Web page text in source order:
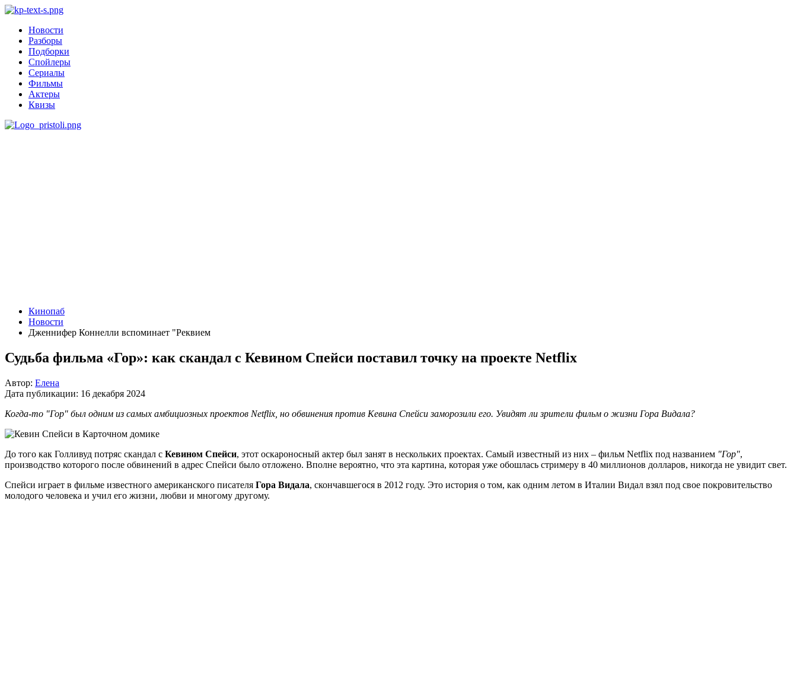
Новости
Разборы
Подборки
Спойлеры
Сериалы
Фильмы
Актеры
Квизы
Кинопаб
Новости
Дженнифер Коннелли вспоминает "Реквием
Судьба фильма «Гор»: как скандал с Кевином Спейси поставил точку на проекте Netflix
Автор: Елена
Дата публикации: 16 декабря 2024
Когда-то "Гор" был одним из самых амбициозных проектов Netflix, но обвинения против Кевина Спейси заморозили его. Увидят ли зрители фильм о жизни Гора Видала?
До того как Голливуд потряс скандал с Кевином Спейси, этот оскароносный актер был занят в нескольких проектах. Самый известный из них – фильм Netflix под названием "Гор",
производство которого после обвинений в адрес Спейси было отложено. Вполне вероятно, что эта картина, которая уже обошлась стримеру в 40 миллионов долларов, никогда не увидит свет.
Спейси играет в фильме известного американского писателя Гора Видала, скончавшегося в 2012 году. Это история о том, как одним летом в Италии Видал взял под свое покровительство
молодого человека и учил его жизни, любви и многому другому.